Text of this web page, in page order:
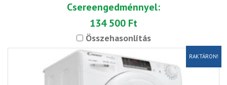
Csereengedménnyel:
134 500 Ft
Összehasonlítás
RAKTÁRON!